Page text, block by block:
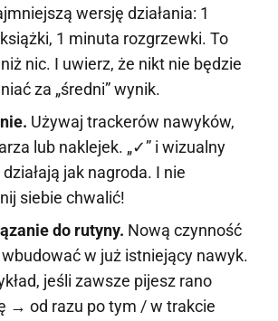
wersję działania: 1
1 minuta rozgrzewki. To
nic. I uwierz, że nikt nie będzie
za „średni” wynik.
Używaj trackerów nawyków,
lub naklejek. „✓” i wizualny
jak nagroda. I nie
siebie chwalić!
do rutyny. Nową czynność
wbudować w już istniejący nawyk.
jeśli zawsze pijesz rano
→ od razu po tym / w trakcie